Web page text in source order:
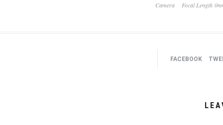
Camera Focal Length
FACEBOOK